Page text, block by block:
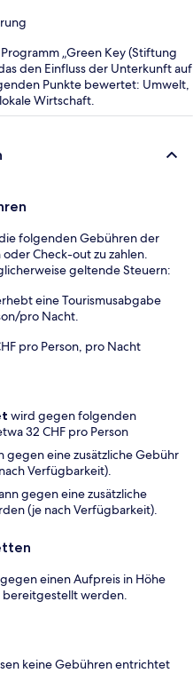
„Green Key (Stiftung
den Einfluss der Unterkunft auf
Punkte bewertet: Umwelt,
Wirtschaft.
folgenden Gebühren der
Check-out zu zahlen.
geltende Steuern:
eine Tourismusabgabe
pro Nacht.
pro Person, pro Nacht
wird gegen folgenden
32 CHF pro Person
gegen eine zusätzliche Gebühr
Verfügbarkeit).
gegen eine zusätzliche
(je nach Verfügbarkeit).
einen Aufpreis in Höhe
bereitgestellt werden.
keine Gebühren entrichtet